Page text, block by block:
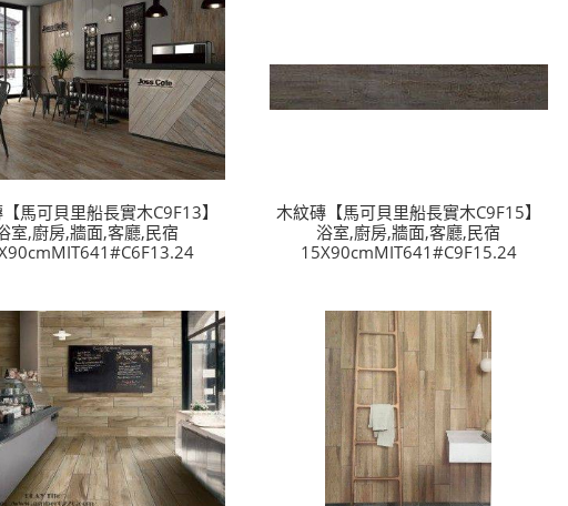
馬可貝里船長實木C9F13】
室,廚房,牆面,客廳,民宿
木紋磚【馬可貝里船長實木C9F15】
浴室,廚房,牆面,客廳,民宿
15X90cmMIT641#C9F15.24